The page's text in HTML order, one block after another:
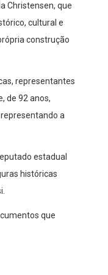
Christensen, que
cultural e
construção
representantes
de 92 anos,
a
estadual
históricas
que